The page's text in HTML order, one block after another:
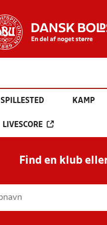
SPILLESTED KAMP
LIVESCORE
Find en klub